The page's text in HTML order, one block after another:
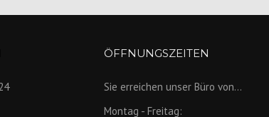
ÖFFNUNGSZEITEN
Sie erreichen unser Büro von...
Montag - Freitag: